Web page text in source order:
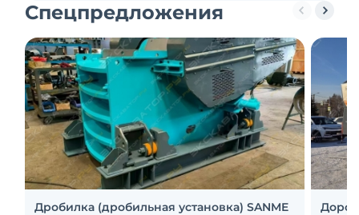
Спецпредложения
Дробилка (дробильная установка) SANME